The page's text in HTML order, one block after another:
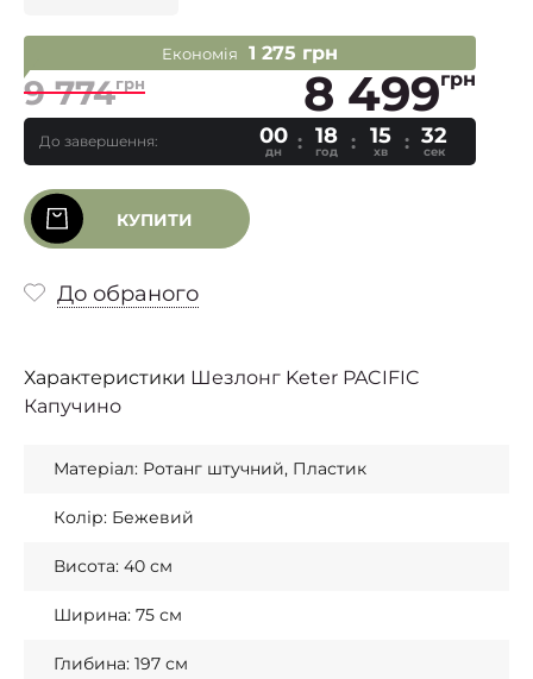
Економія 1 275 грн
9 774грн 8 499грн
До завершення: 00
дн
18
год
15
хв
31
сек
КУПИТИ
До обраного
Характеристики Шезлонг Keter PACIFIC
Капучино
Матеріал: Ротанг штучний, Пластик
Колір: Бежевий
Висота: 40 см
Ширина: 75 см
Глибина: 197 см